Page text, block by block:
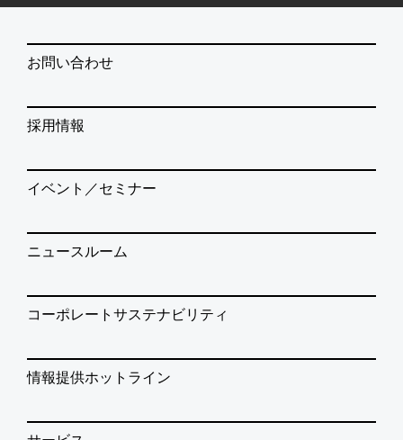
お問い合わせ
採用情報
イベント／セミナー
ニュースルーム
コーポレートサステナビリティ
情報提供ホットライン